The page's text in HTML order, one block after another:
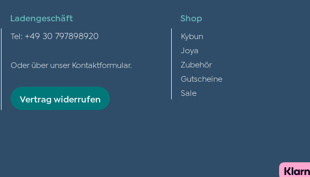
Ladengeschäft
Tel: +49 30 797898920
Oder über unser Kontaktformular.
Vertrag widerrufen
Shop
Kybun
Joya
Zubehör
Gutscheine
Sale